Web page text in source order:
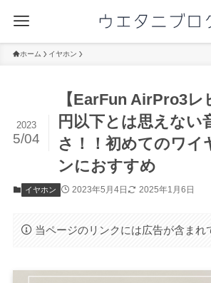
ホーム イヤホン
【EarFun AirPro3レ
円以下とは思えない
さ！！初めてのワイ
ンにおすすめ
2023
5/04
イヤホン 2023年5月4日 2025年1月6日
当ページのリンクには広告が含まれ